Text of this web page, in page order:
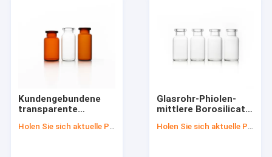
Kundengebundene
transparente
Kapazität 1ml-10ml Holen Sie sich aktuelle Preis
Glasrohr-Phiolen-
mittlere Borosilicat-
Holen Sie sich aktuelle Preis